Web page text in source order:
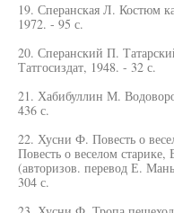
19. Сперанская Л. Костюм
1972. - 95 с.
20. Сперанский П.
Татгосиздат, 1948. - 32 с.
21. Хабибуллин М.
436 с.
22. Хусни Ф. Повесть о
Повесть о веселом
(авторизов. перевод Е.
304 с.